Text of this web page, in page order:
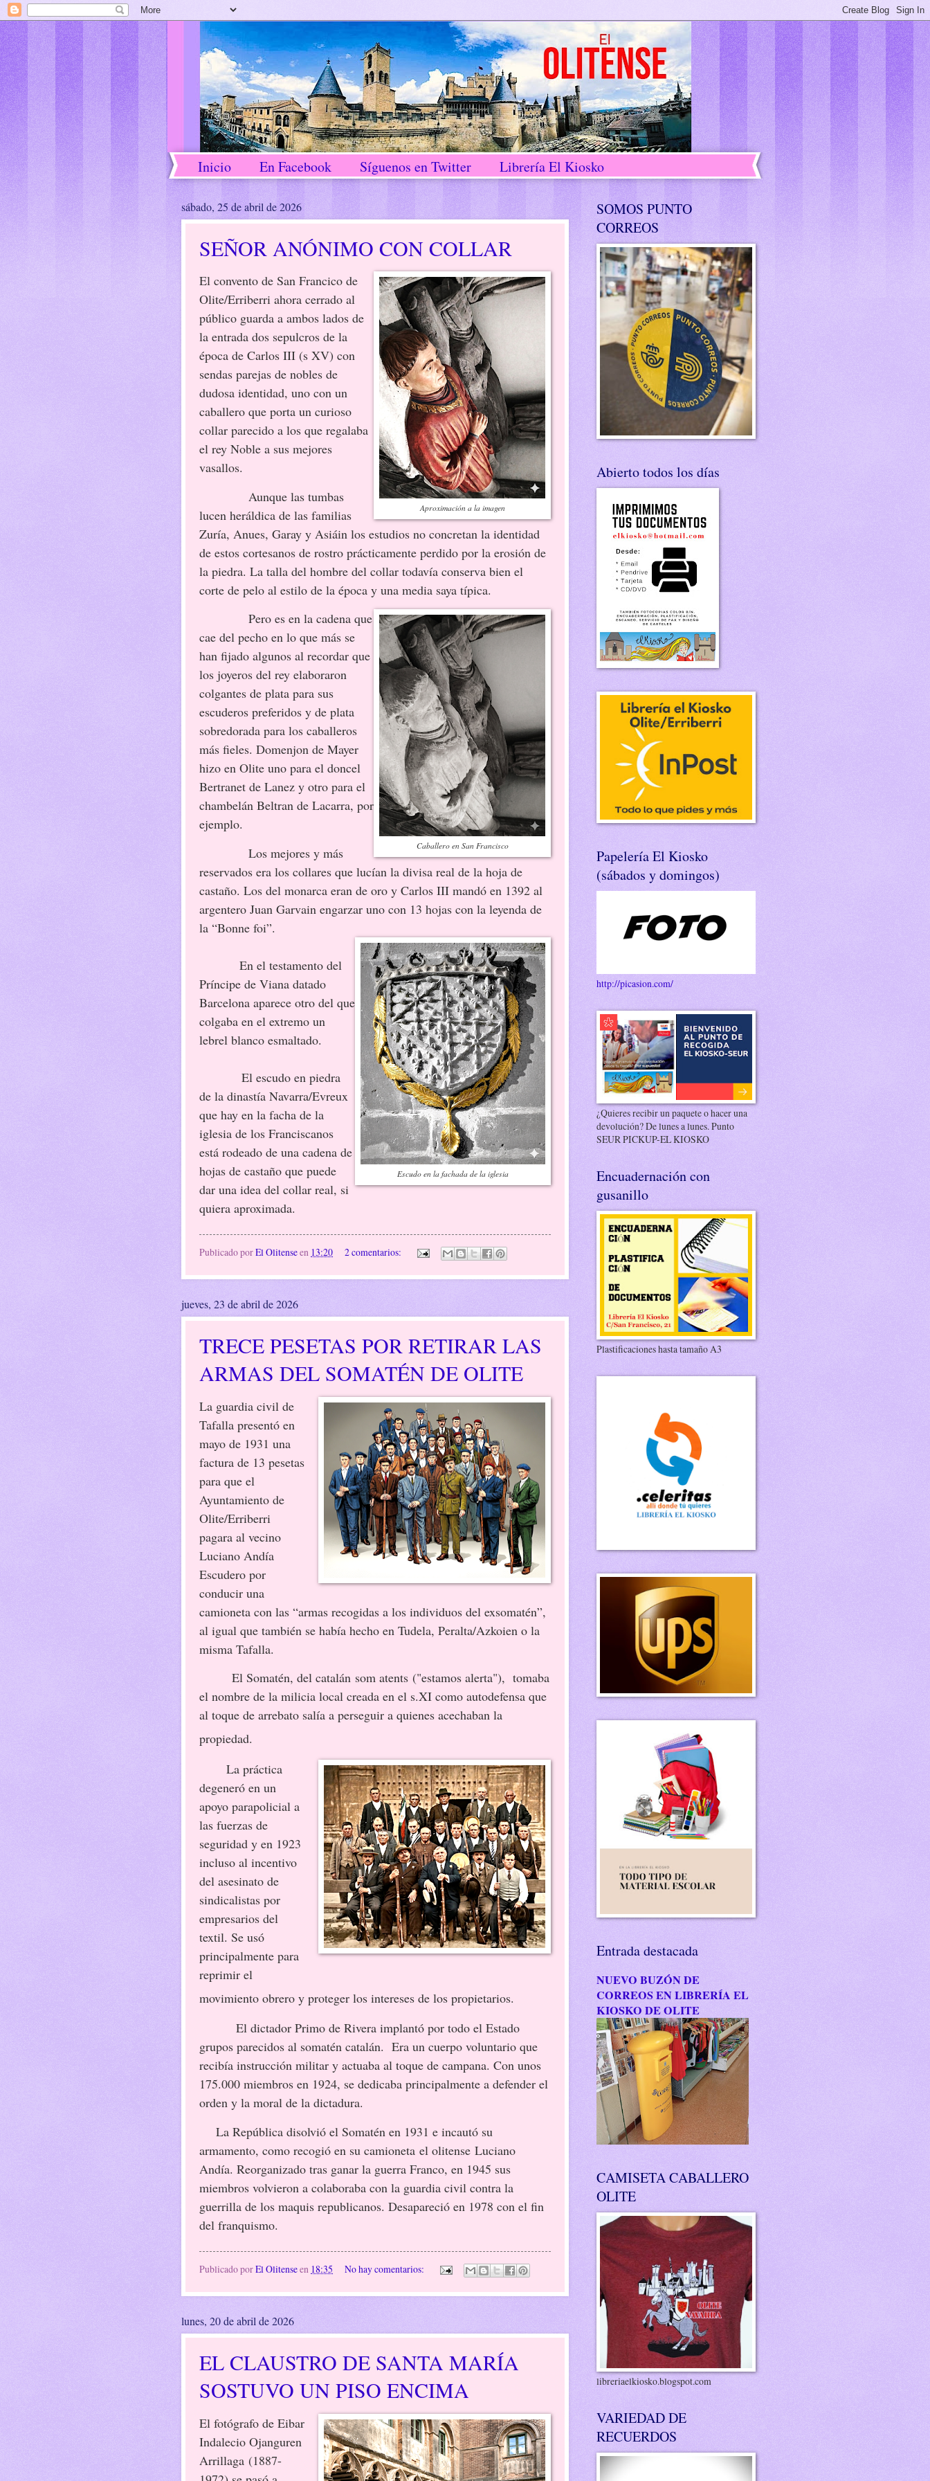
Inicio En Facebook Síguenos en Twitter Librería El Kiosko
sábado, 25 de abril de 2026
SEÑOR ANÓNIMO CON COLLAR
Aproximación a la imagen
El convento de San Francico de
Olite/Erriberri ahora cerrado al
público guarda a ambos lados de
la entrada dos sepulcros de la
época de Carlos III (s XV) con
sendas parejas de nobles de
dudosa identidad, uno con un
caballero que porta un curioso
collar parecido a los que regalaba
el rey Noble a sus mejores
vasallos.
Aunque las tumbas
lucen heráldica de las familias
Zuría, Anues, Garay y Asiáin los estudios no concretan la identidad
de estos cortesanos de rostro prácticamente perdido por la erosión de
la piedra. La talla del hombre del collar todavía conserva bien el
corte de pelo al estilo de la época y una media saya típica.
Caballero en San Francisco
Pero es en la cadena que
cae del pecho en lo que más se
han fijado algunos al recordar que
los joyeros del rey elaboraron
colgantes de plata para sus
escuderos preferidos y de plata
sobredorada para los caballeros
más fieles. Domenjon de Mayer
hizo en Olite uno para el doncel
Bertranet de Lanez y otro para el
chambelán Beltran de Lacarra, por
ejemplo.
Los mejores y más
reservados era los collares que lucían la divisa real de la hoja de
castaño. Los del monarca eran de oro y Carlos III mandó en 1392 al
argentero Juan Garvain engarzar uno con 13 hojas con la leyenda de
la “Bonne foi”.
Escudo en la fachada de la iglesia
En el testamento del
Príncipe de Viana datado
Barcelona aparece otro del que
colgaba en el extremo un
lebrel blanco esmaltado.
El escudo en piedra
de la dinastía Navarra/Evreux
que hay en la facha de la
iglesia de los Franciscanos
está rodeado de una cadena de
hojas de castaño que puede
dar una idea del collar real, si
quiera aproximada.
Publicado porEl Olitenseen 13:20 2 comentarios:
jueves, 23 de abril de 2026
TRECE PESETAS POR RETIRAR LAS
ARMAS DEL SOMATÉN DE OLITE
La guardia civil de
Tafalla presentó en
mayo de 1931 una
factura de 13 pesetas
para que el
Ayuntamiento de
Olite/Erriberri
pagara al vecino
Luciano Andía
Escudero por
conducir una
camioneta con las “armas recogidas a los individuos del exsomatén”,
al igual que también se había hecho en Tudela, Peralta/Azkoien o la
misma Tafalla.
El Somatén, del catalán som atents ("estamos alerta"), tomaba
el nombre de la milicia local creada en el s.XI como autodefensa que
al toque de arrebato salía a perseguir a quienes acechaban la
propiedad.
La práctica
degeneró en un
apoyo parapolicial a
las fuerzas de
seguridad y en 1923
incluso al incentivo
del asesinato de
sindicalistas por
empresarios del
textil. Se usó
principalmente para
reprimir el
movimiento obrero y proteger los intereses de los propietarios.
El dictador Primo de Rivera implantó por todo el Estado
grupos parecidos al somatén catalán. Era un cuerpo voluntario que
recibía instrucción militar y actuaba al toque de campana. Con unos
175.000 miembros en 1924, se dedicaba principalmente a defender el
orden y la moral de la dictadura.
La República disolvió el Somatén en 1931 e incautó su
armamento, como recogió en su camioneta el olitense Luciano
Andía. Reorganizado tras ganar la guerra Franco, en 1945 sus
miembros volvieron a colaboraba con la guardia civil contra la
guerrilla de los maquis republicanos. Desapareció en 1978 con el fin
del franquismo.
Publicado porEl Olitenseen 18:35 No hay comentarios:
lunes, 20 de abril de 2026
EL CLAUSTRO DE SANTA MARÍA
SOSTUVO UN PISO ENCIMA
El fotógrafo de Eibar
Indalecio Ojanguren
Arrillaga (1887-
SOMOS PUNTO
CORREOS
Abierto todos los días
Papelería El Kiosko
(sábados y domingos)
http://picasion.com/
¿Quieres recibir un paquete o hacer una
devolución? De lunes a lunes. Punto
SEUR PICKUP-EL KIOSKO
Encuadernación con
gusanillo
Plastificaciones hasta tamaño A3
Entrada destacada
NUEVO BUZÓN DE
CORREOS EN LIBRERÍA EL
KIOSKO DE OLITE
CAMISETA CABALLERO
OLITE
libreriaelkiosko.blogspot.com
VARIEDAD DE
RECUERDOS